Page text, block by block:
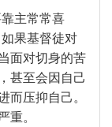
主常常喜
果基督徒对
面对切身的苦
甚至会因自己
压抑自己。
。